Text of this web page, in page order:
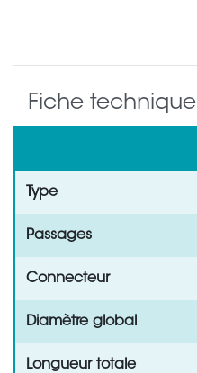
Fiche technique
Type
Passages
Connecteur
Diamètre global
Longueur totale